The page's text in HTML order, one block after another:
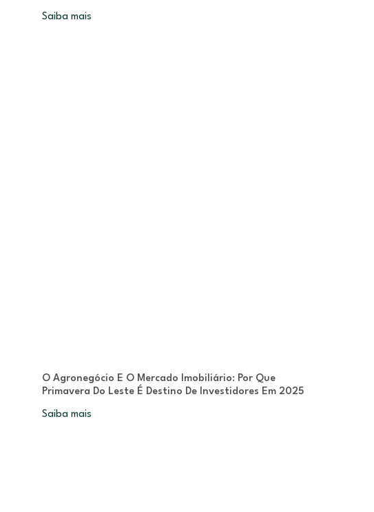
Saiba mais
O Agronegócio E O Mercado Imobiliário: Por Que
Primavera Do Leste É Destino De Investidores Em 2025
Saiba mais